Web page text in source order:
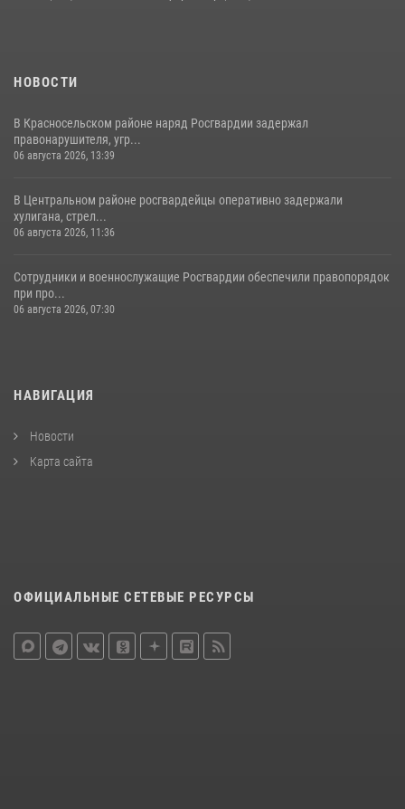
НОВОСТИ
В Красносельском районе наряд Росгвардии задержал
правонарушителя, угр...
06 августа 2026, 13:39
В Центральном районе росгвардейцы оперативно задержали
хулигана, стрел...
06 августа 2026, 11:36
Сотрудники и военнослужащие Росгвардии обеспечили правопорядок
при про...
06 августа 2026, 07:30
НАВИГАЦИЯ
Новости
Карта сайта
ОФИЦИАЛЬНЫЕ СЕТЕВЫЕ РЕСУРСЫ